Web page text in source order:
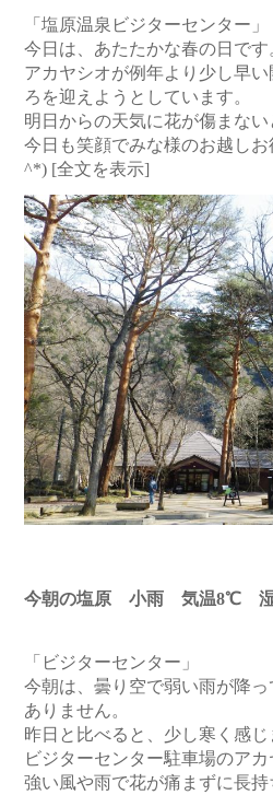
「塩原温泉ビジターセンター」
今日は、あたたかな春の日です
アカヤシオが例年より少し早
ろを迎えようとしています。
明日からの天気に花が傷まな
今日も笑顔でみな様のお越しお
^*) [全文を表示]
今朝の塩原 小雨 気温8℃ 湿
「ビジターセンター」
今朝は、曇り空で弱い雨が降
ありません。
昨日と比べると、少し寒く感じ
ビジターセンター駐車場のア
強い風や雨で花が痛まずに長